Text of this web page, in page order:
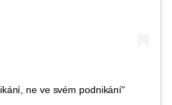
ne ve svém podnikání“ ⠀